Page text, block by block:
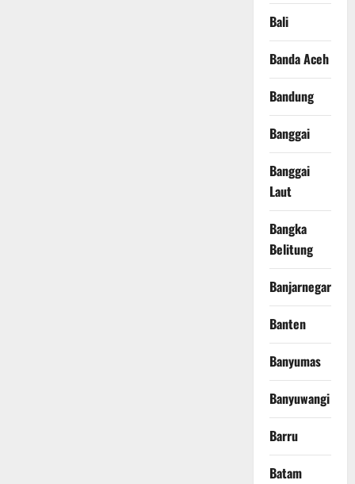
Bali
Banda Aceh
Bandung
Banggai
Banggai
Laut
Bangka
Belitung
Banjarnegara
Banten
Banyumas
Banyuwangi
Barru
Batam